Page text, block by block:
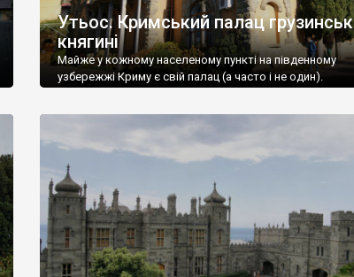
Утьос. Кримський палац
княгині
Майже у кожному населеному пункті на південному
узбережжі Криму є свій палац (а часто і не один).